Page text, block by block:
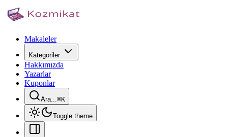
Makaleler
Kategoriler
Hakkımızda
Yazarlar
Kuponlar
Ara...⌘K
Toggle theme